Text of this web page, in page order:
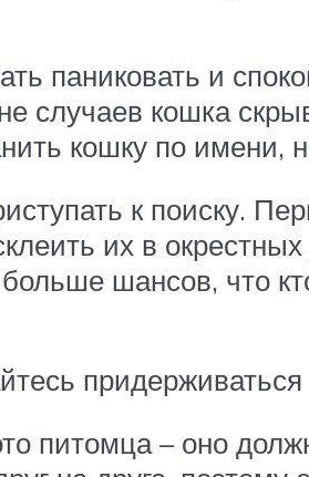
паниковать и
случаев кошка
кошку по
к поиску.
их в
шансов, что
питомца – оно